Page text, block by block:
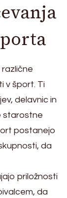
v šport. Ti
delavnic in
starostne
postanejo
da
priložnosti
da